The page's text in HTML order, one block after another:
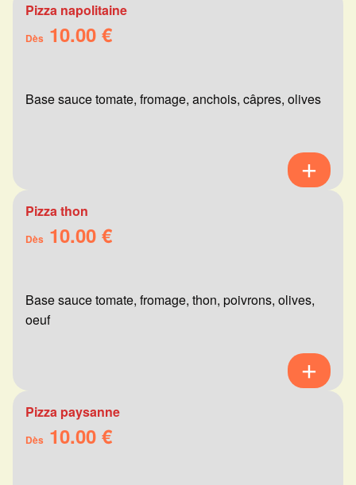
Pizza napolitaine
Dès 10.00 €
Base sauce tomate, fromage, anchois, câpres, olives
Pizza thon
Dès 10.00 €
Base sauce tomate, fromage, thon, poivrons, olives,
oeuf
Pizza paysanne
Dès 10.00 €